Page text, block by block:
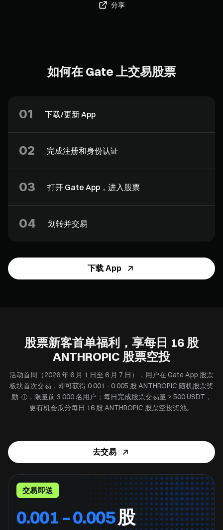
分享
如何在 Gate 上交易股票
01 下载/更新 App
02 完成注册和身份认证
03 打开 Gate App，进入股票
04 划转并交易
下载 App
股票新客首单福利，享每日 16 股
ANTHROPIC 股票空投
活动首周（2026 年 6 月 1 日至 6 月 7 日），用户在 Gate App 股票
板块首次交易，即可获得 0.001 - 0.005 股 ANTHROPIC 随机股票奖
励 ⓘ，限量前 3 000 名用户；每日完成股票交易量 ≥ 500 USDT，
更有机会瓜分每日 16 股 ANTHROPIC 股票空投奖池。
去交易
交易即送
0.001 – 0.005股